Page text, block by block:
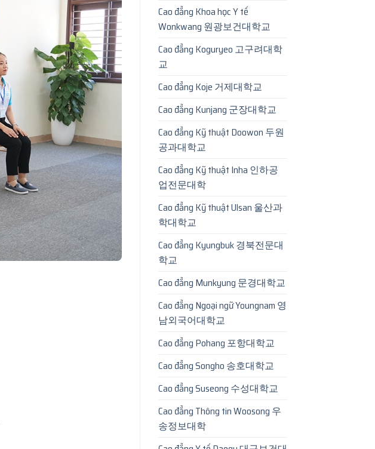
Cao đẳng Khoa học Y tế
Wonkwang 원광보건대학교
Cao đẳng Koguryeo 고구려대학
교
Cao đẳng Koje 거제대학교
Cao đẳng Kunjang 군장대학교
Cao đẳng Kỹ thuật Doowon 두원
공과대학교
Cao đẳng Kỹ thuật Inha 인하공
업전문대학
Cao đẳng Kỹ thuật Ulsan 울산과
학대학교
Cao đẳng Kyungbuk 경북전문대
학교
Cao đẳng Munkyung 문경대학교
Cao đẳng Ngoại ngữ Youngnam 영
남외국어대학교
Cao đẳng Pohang 포항대학교
Cao đẳng Songho 송호대학교
Cao đẳng Suseong 수성대학교
Cao đẳng Thông tin Woosong 우
송정보대학